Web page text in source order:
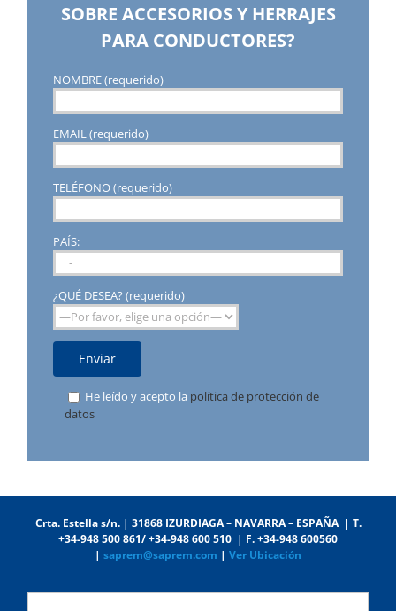
SOBRE ACCESORIOS Y HERRAJES
PARA CONDUCTORES?
NOMBRE (requerido)
EMAIL (requerido)
TELÉFONO (requerido)
PAÍS:
¿QUÉ DESEA? (requerido)
He leído y acepto la política de protección de
datos
Crta. Estella s/n. | 31868 IZURDIAGA – NAVARRA – ESPAÑA | T.
+34-948 500 861/ +34-948 600 510 | F. +34-948 600560
| saprem@saprem.com | Ver Ubicación